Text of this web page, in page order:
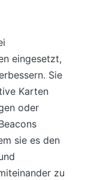
eingesetzt,
Sie
Karten
oder
sie es den
zu